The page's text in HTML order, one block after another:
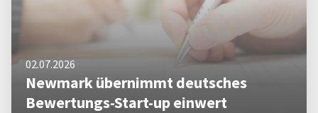
02.07.2026
Newmark übernimmt deutsches
Bewertungs-Start-up einwert